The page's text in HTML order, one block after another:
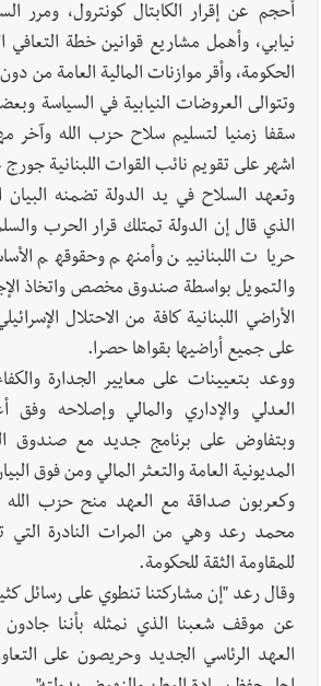
أحجم عن إقرار الكابتال كونترول، ومرر
نيابي، وأهمل مشاريع قوانين خطة التعافي
الحكومة، وأقر موازنات المالية العامة
وتتوالى العروضات النيابية في السياسة
سقفا زمنيا لتسليم سلاح حزب الله وآخر
اشهر على تقويم نائب القوات اللبنانية
وتعهد السلاح في يد الدولة تضمنه البيان
الذي قال إن الدولة تمتلك قرار الحرب
حريات اللبنانيين وأمنهم وحقوقهم
والتمويل بواسطة صندوق مخصص واتخاذ
الأراضي اللبنانية كافة من الاحتلال
على جميع أراضيها بقواها حصرا.
ووعد بتعيينات على معايير الجدارة
العدلي والإداري والمالي وإصلاحه وفق
وبتفاوض على برنامج جديد مع صندوق
المديونية العامة والتعثر المالي ومن فوق
وكعربون صداقة مع العهد منح حزب الله
محمد رعد وهي من المرات النادرة التي
للمقاومة الثقة للحكومة.
وقال رعد "إن مشاركتنا تنطوي على رسائل
عن موقف شعبنا الذي نمثله بأننا جادون
العهد الرئاسي الجديد وحريصون على